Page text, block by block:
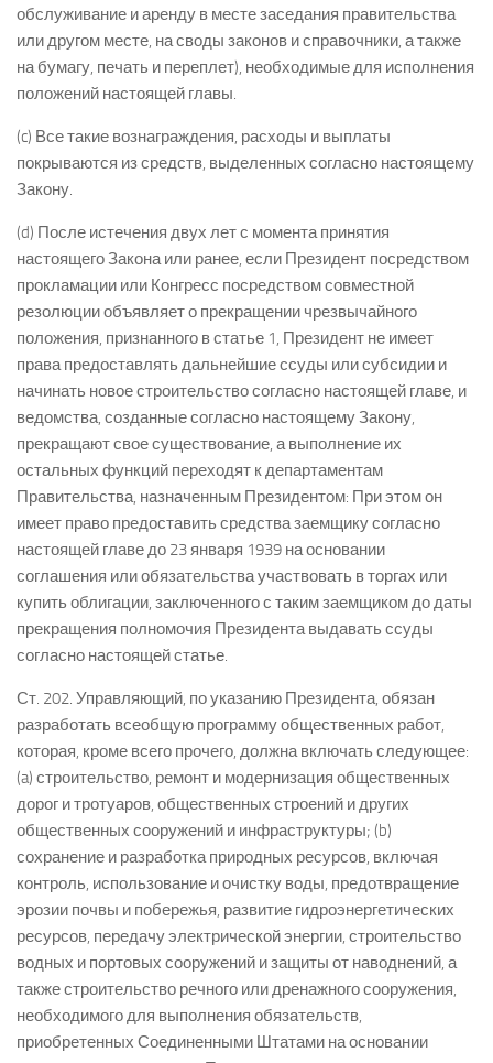
обслуживание и аренду в месте заседания правительства
или другом месте, на своды законов и справочники, а также
на бумагу, печать и переплет), необходимые для исполнения
положений настоящей главы.
(c) Все такие вознаграждения, расходы и выплаты
покрываются из средств, выделенных согласно настоящему
Закону.
(d) После истечения двух лет с момента принятия
настоящего Закона или ранее, если Президент посредством
прокламации или Конгресс посредством совместной
резолюции объявляет о прекращении чрезвычайного
положения, признанного в статье 1, Президент не имеет
права предоставлять дальнейшие ссуды или субсидии и
начинать новое строительство согласно настоящей главе, и
ведомства, созданные согласно настоящему Закону,
прекращают свое существование, а выполнение их
остальных функций переходят к департаментам
Правительства, назначенным Президентом: При этом он
имеет право предоставить средства заемщику согласно
настоящей главе до 23 января 1939 на основании
соглашения или обязательства участвовать в торгах или
купить облигации, заключенного с таким заемщиком до даты
прекращения полномочия Президента выдавать ссуды
согласно настоящей статье.
Ст. 202. Управляющий, по указанию Президента, обязан
разработать всеобщую программу общественных работ,
которая, кроме всего прочего, должна включать следующее:
(a) строительство, ремонт и модернизация общественных
дорог и тротуаров, общественных строений и других
общественных сооружений и инфраструктуры; (b)
сохранение и разработка природных ресурсов, включая
контроль, использование и очистку воды, предотвращение
эрозии почвы и побережья, развитие гидроэнергетических
ресурсов, передачу электрической энергии, строительство
водных и портовых сооружений и защиты от наводнений, а
также строительство речного или дренажного сооружения,
необходимого для выполнения обязательств,
приобретенных Соединенными Штатами на основании